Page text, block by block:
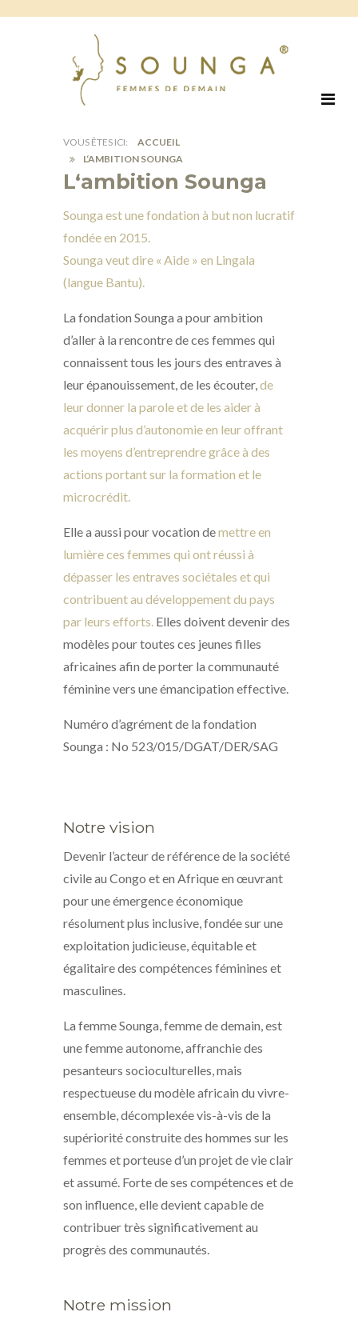
ACCUEIL
L‘AMBITION SOUNGA
L‘ambition Sounga
Sounga est une fondation à but non lucratif
fondée en 2015.
Sounga veut dire « Aide » en Lingala
(langue Bantu).
La fondation Sounga a pour ambition
d’aller à la rencontre de ces femmes qui
connaissent tous les jours des entraves à
leur épanouissement, de les écouter,de
leur donner la parole et de les aider à
acquérir plus d’autonomie en leur offrant
les moyens d’entreprendre grâce à des
actions portant sur la formation et le
microcrédit.
Elle a aussi pour vocation demettre en
lumière ces femmes qui ont réussi à
dépasser les entraves sociétales et qui
contribuent au développement du pays
par leurs efforts. Elles doivent devenir des
modèles pour toutes ces jeunes filles
africaines afin de porter la communauté
féminine vers une émancipation effective.
Numéro d’agrément de la fondation
Sounga : No 523/015/DGAT/DER/SAG
Notre vision
Devenir l’acteur de référence de la société
civile au Congo et en Afrique en œuvrant
pour une émergence économique
résolument plus inclusive, fondée sur une
exploitation judicieuse, équitable et
égalitaire des compétences féminines et
masculines.
La femme Sounga, femme de demain, est
une femme autonome, affranchie des
pesanteurs socioculturelles, mais
respectueuse du modèle africain du vivre-
ensemble, décomplexée vis-à-vis de la
supériorité construite des hommes sur les
femmes et porteuse d’un projet de vie clair
et assumé. Forte de ses compétences et de
son influence, elle devient capable de
contribuer très significativement au
progrès des communautés.
Notre mission